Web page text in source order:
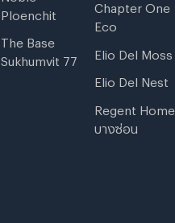
Ploenchit
The Base
Sukhumvit 77
Chapter One
Eco
Elio Del Moss
Elio Del Nest
Regent Home
บางซ่อน